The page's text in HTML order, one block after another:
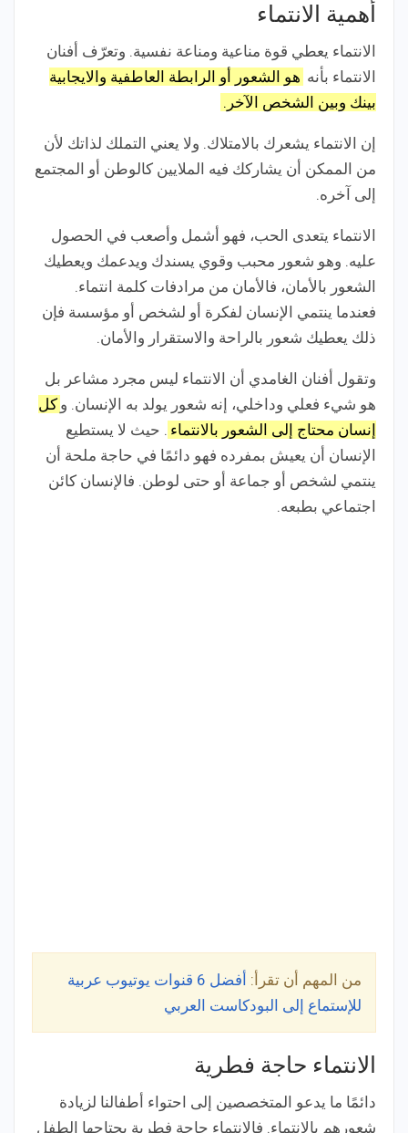
أهمية الانتماء
الانتماء يعطي قوة مناعية ومناعة نفسية. وتعرّف أفنان
الانتماء بأنه هو الشعور أو الرابطة العاطفية والايجابية
بينك وبين الشخص الآخر.
إن الانتماء يشعرك بالامتلاك. ولا يعني التملك لذاتك لأن
من الممكن أن يشاركك فيه الملايين كالوطن أو المجتمع
إلى آخره.
الانتماء يتعدى الحب، فهو أشمل وأصعب في الحصول
عليه. وهو شعور محبب وقوي يسندك ويدعمك ويعطيك
الشعور بالأمان، فالأمان من مرادفات كلمة انتماء.
فعندما ينتمي الإنسان لفكرة أو لشخص أو مؤسسة فإن
ذلك يعطيك شعور بالراحة والاستقرار والأمان.
وتقول أفنان الغامدي أن الانتماء ليس مجرد مشاعر بل
هو شيء فعلي وداخلي، إنه شعور يولد به الإنسان. و كل
إنسان محتاج إلى الشعور بالانتماء . حيث لا يستطيع
الإنسان أن يعيش بمفرده فهو دائمًا في حاجة ملحة أن
ينتمي لشخص أو جماعة أو حتى لوطن. فالإنسان كائن
اجتماعي بطبعه.
من المهم أن تقرأ:
أفضل 6 قنوات يوتيوب عربية
للإستماع إلى البودكاست العربي
الانتماء حاجة فطرية
دائمًا ما يدعو المتخصصين إلى احتواء أطفالنا لزيادة
شعورهم بالانتماء. فالانتماء حاجة فطرية يحتاجها الطفل